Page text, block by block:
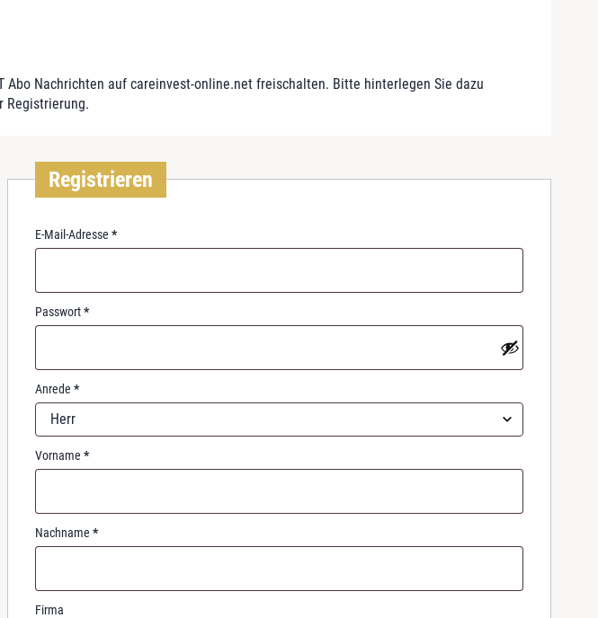
Abo Nachrichten auf careinvest-online.net freischalten. Bitte hinterlegen Sie dazu
Registrierung.
Registrieren
E-Mail-Adresse *R
e
u
r
Passwort*R
e
u
r
Anrede *
Herr
Vorname *
Nachname *
Firma